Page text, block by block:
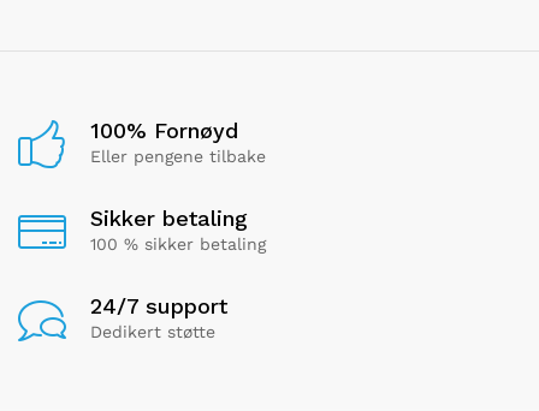
100% Fornøyd
Eller pengene tilbake
Sikker betaling
100 % sikker betaling
24/7 support
Dedikert støtte